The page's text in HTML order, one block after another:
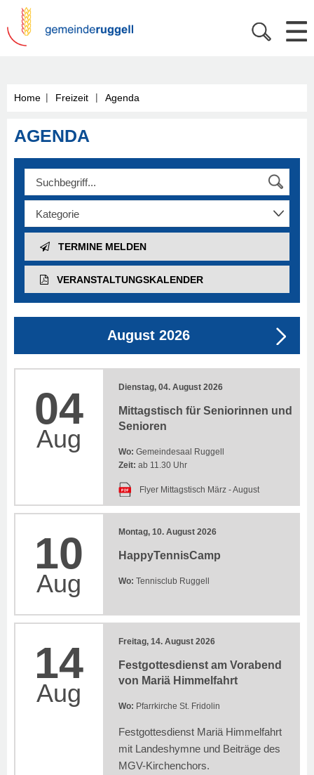
Home | Freizeit | Agenda
AGENDA
TERMINE MELDEN
VERANSTALTUNGS­KALENDER
August 2026
04
Aug
Dienstag, 04. August 2026
Mittagstisch für Seniorinnen und
Senioren
Wo: Gemeindesaal Ruggell
Zeit: ab 11.30 Uhr
Flyer Mittagstisch März - August
10
Aug
Montag, 10. August 2026
HappyTennisCamp
Wo: Tennisclub Ruggell
14
Aug
Freitag, 14. August 2026
Festgottesdienst am Vorabend
von Mariä Himmelfahrt
Wo: Pfarrkirche St. Fridolin
Festgottesdienst Mariä Himmelfahrt
mit Landeshymne und Beiträge des
MGV-Kirchenchors.